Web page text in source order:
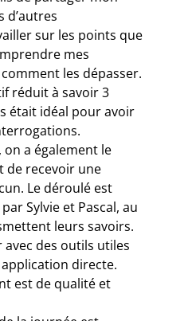
d’autres
sur les points que
mes
les dépasser.
réduit à savoir 3
était idéal pour avoir
a également le
de recevoir une
Le déroulé est
Sylvie et Pascal, au
leurs savoirs.
avec des outils utiles
directe.
est de qualité et